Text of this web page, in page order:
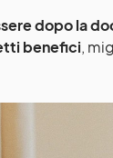
dopo la
benefici,